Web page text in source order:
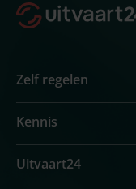
Zelf regelen
Kennis
Uitvaart24